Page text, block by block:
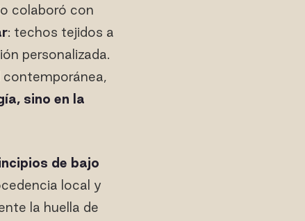
colaboró con
: techos tejidos a
personalizada.
contemporánea,
sino en la
de bajo
local y
la huella de